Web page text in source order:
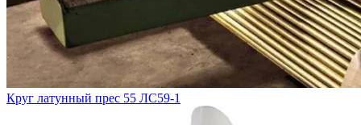
Круг латунный прес 55 ЛС59-1